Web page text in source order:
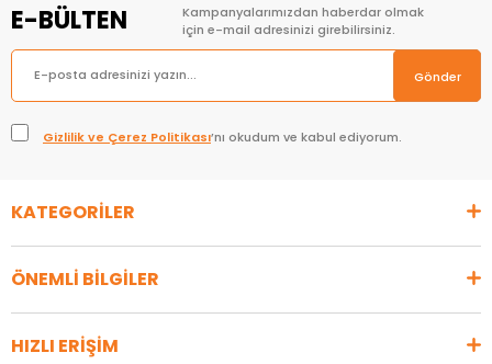
E-BÜLTEN
Kampanyalarımızdan haberdar olmak
için e-mail adresinizi girebilirsiniz.
Gönder
Gizlilik ve Çerez Politikası’nı okudum ve kabul ediyorum.
KATEGORİLER
ÖNEMLİ BİLGİLER
HIZLI ERİŞİM